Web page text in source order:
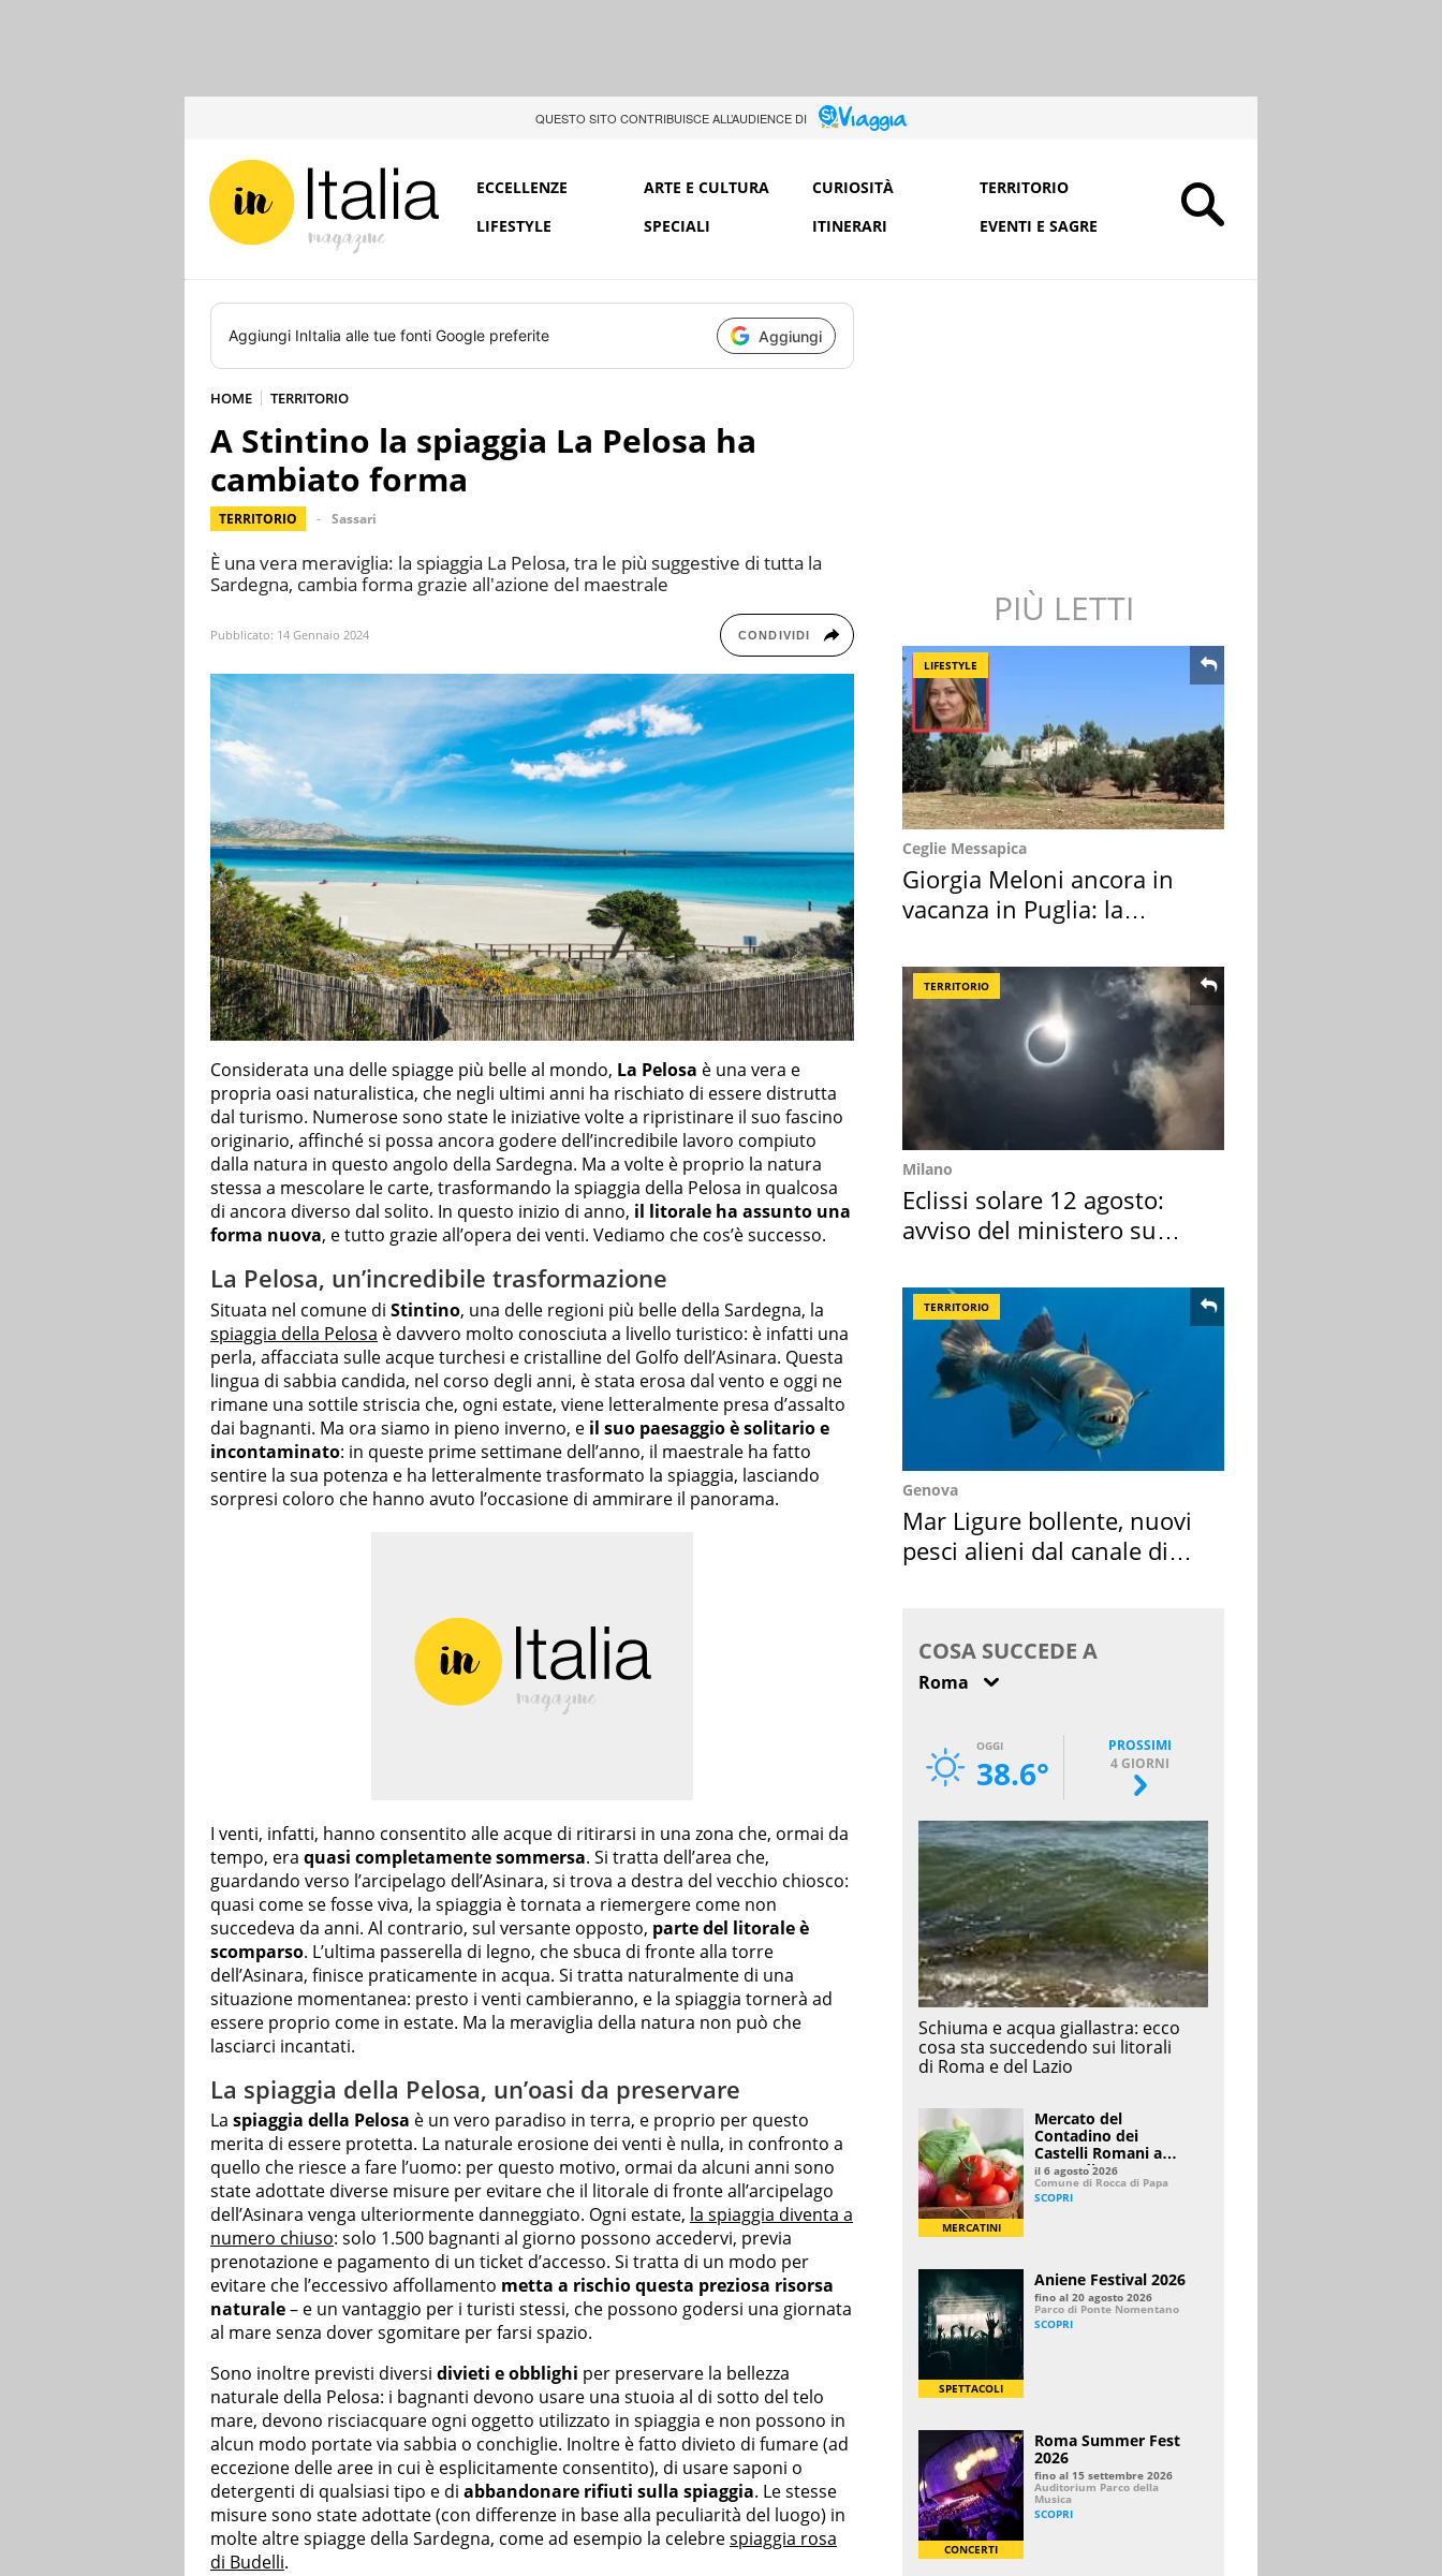
QUESTO SITO CONTRIBUISCE ALL’AUDIENCE DI
ECCELLENZE ARTE E CULTURA CURIOSITÀ
TERRITORIO
LIFESTYLE
SPECIALI ITINERARI EVENTI E SAGRE
Aggiungi InItalia alle tue fonti Google preferite Aggiungi
HOME TERRITORIO
A Stintino la spiaggia La Pelosa ha
cambiato forma
TERRITORIO Sassari
È una vera meraviglia: la spiaggia La Pelosa, tra le più suggestive di tutta la
Sardegna, cambia forma grazie all'azione del maestrale
Pubblicato: 14 Gennaio 2024 CONDIVIDI
Considerata una delle spiagge più belle al mondo, La Pelosa è una vera e
propria oasi naturalistica, che negli ultimi anni ha rischiato di essere distrutta
dal turismo. Numerose sono state le iniziative volte a ripristinare il suo fascino
originario, affinché si possa ancora godere dell’incredibile lavoro compiuto
dalla natura in questo angolo della Sardegna. Ma a volte è proprio la natura
stessa a mescolare le carte, trasformando la spiaggia della Pelosa in qualcosa
di ancora diverso dal solito. In questo inizio di anno, il litorale ha assunto una
forma nuova, e tutto grazie all’opera dei venti. Vediamo che cos’è successo.
La Pelosa, un’incredibile trasformazione
Situata nel comune di Stintino, una delle regioni più belle della Sardegna, la
spiaggia della Pelosa è davvero molto conosciuta a livello turistico: è infatti una
perla, affacciata sulle acque turchesi e cristalline del Golfo dell’Asinara. Questa
lingua di sabbia candida, nel corso degli anni, è stata erosa dal vento e oggi ne
rimane una sottile striscia che, ogni estate, viene letteralmente presa d’assalto
dai bagnanti. Ma ora siamo in pieno inverno, e il suo paesaggio è solitario e
incontaminato: in queste prime settimane dell’anno, il maestrale ha fatto
sentire la sua potenza e ha letteralmente trasformato la spiaggia, lasciando
sorpresi coloro che hanno avuto l’occasione di ammirare il panorama.
I venti, infatti, hanno consentito alle acque di ritirarsi in una zona che, ormai da
tempo, era quasi completamente sommersa. Si tratta dell’area che,
guardando verso l’arcipelago dell’Asinara, si trova a destra del vecchio chiosco:
quasi come se fosse viva, la spiaggia è tornata a riemergere come non
succedeva da anni. Al contrario, sul versante opposto, parte del litorale è
scomparso. L’ultima passerella di legno, che sbuca di fronte alla torre
dell’Asinara, finisce praticamente in acqua. Si tratta naturalmente di una
situazione momentanea: presto i venti cambieranno, e la spiaggia tornerà ad
essere proprio come in estate. Ma la meraviglia della natura non può che
lasciarci incantati.
La spiaggia della Pelosa, un’oasi da preservare
La spiaggia della Pelosa è un vero paradiso in terra, e proprio per questo
merita di essere protetta. La naturale erosione dei venti è nulla, in confronto a
quello che riesce a fare l’uomo: per questo motivo, ormai da alcuni anni sono
state adottate diverse misure per evitare che il litorale di fronte all’arcipelago
dell’Asinara venga ulteriormente danneggiato. Ogni estate, la spiaggia diventa a
numero chiuso: solo 1.500 bagnanti al giorno possono accedervi, previa
prenotazione e pagamento di un ticket d’accesso. Si tratta di un modo per
evitare che l’eccessivo affollamento metta a rischio questa preziosa risorsa
naturale– e un vantaggio per i turisti stessi, che possono godersi una giornata
al mare senza dover sgomitare per farsi spazio.
Sono inoltre previsti diversi divieti e obblighi per preservare la bellezza
naturale della Pelosa: i bagnanti devono usare una stuoia al di sotto del telo
mare, devono risciacquare ogni oggetto utilizzato in spiaggia e non possono in
alcun modo portate via sabbia o conchiglie. Inoltre è fatto divieto di fumare (ad
eccezione delle aree in cui è esplicitamente consentito), di usare saponi o
detergenti di qualsiasi tipo e di abbandonare rifiuti sulla spiaggia. Le stesse
misure sono state adottate (con differenze in base alla peculiarità del luogo) in
molte altre spiagge della Sardegna, come ad esempio la celebrespiaggia rosa
di Budelli.
PIÙ LETTI
LIFESTYLE
Ceglie Messapica
Giorgia Meloni ancora in
vacanza in Puglia: la
TERRITORIO
Milano
Eclissi solare 12 agosto:
avviso del ministero su
TERRITORIO
Genova
Mar Ligure bollente, nuovi
pesci alieni dal canale di